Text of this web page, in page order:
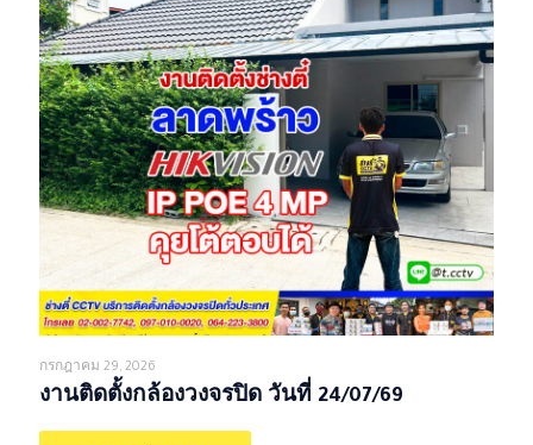
กรกฎาคม 29, 2026
งานติดตั้งกล้องวงจรปิด วันที่ 24/07/69